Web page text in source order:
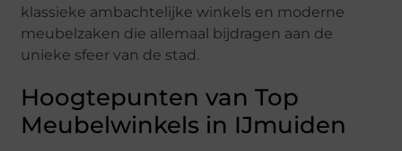
klassieke ambachtelijke winkels en moderne
meubelzaken die allemaal bijdragen aan de
unieke sfeer van de stad.
Hoogtepunten van Top
Meubelwinkels in IJmuiden